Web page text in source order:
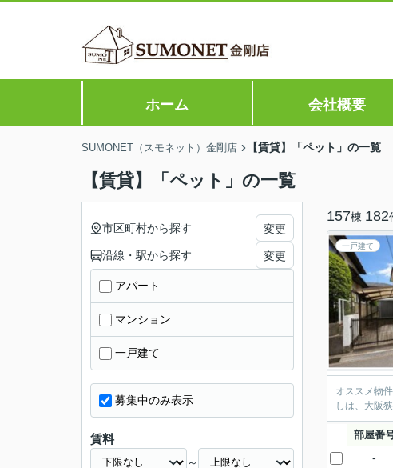
ホーム 会社概要
SUMONET（スモネット）金剛店 【賃貸】「ペット」の一覧
【賃貸】「ペット」の一覧
157棟 182
一戸建て
オススメ物
しは、大阪
部屋番
-
市区町村から探す 変更
沿線・駅から探す 変更
アパート
マンション
一戸建て
募集中のみ表示
賃料
～